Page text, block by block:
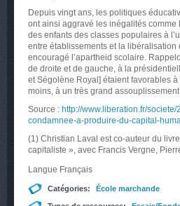
Depuis vingt ans, les politiques
ont ainsi aggravé les inégalités comme
des enfants des classes populaires à
entre établissements et la libéralisation
encouragé l’apartheid scolaire.
de droite et de gauche, à la
et Ségolène Royal] étaient favorables
moins, à un très grand
Source : http://www.liberation.fr/
condamnee-a-produire-du-capital-
(1) Christian Laval est co-auteur du
capitaliste », avec Francis Vergne,
Langue Français
Catégories: École marchande